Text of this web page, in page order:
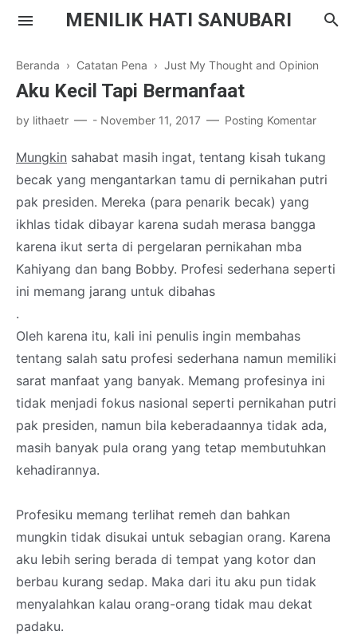
MENILIK HATI SANUBARI
Parenting
Inspirasi
Drama Korea
Literasi
Beranda › Catatan Pena › Just My Thought and Opinion
Aku Kecil Tapi Bermanfaat
by lithaetr - November 11, 2017 Posting Komentar
Mungkin sahabat masih ingat, tentang kisah tukang
becak yang mengantarkan tamu di pernikahan putri
pak presiden. Mereka (para penarik becak) yang
ikhlas tidak dibayar karena sudah merasa bangga
karena ikut serta di pergelaran pernikahan mba
Kahiyang dan bang Bobby. Profesi sederhana seperti
ini memang jarang untuk dibahas
.
Oleh karena itu, kali ini penulis ingin membahas
tentang salah satu profesi sederhana namun memiliki
sarat manfaat yang banyak. Memang profesinya ini
tidak menjadi fokus nasional seperti pernikahan putri
pak presiden, namun bila keberadaannya tidak ada,
masih banyak pula orang yang tetap membutuhkan
kehadirannya.
Profesiku memang terlihat remeh dan bahkan
mungkin tidak disukai untuk sebagian orang. Karena
aku lebih sering berada di tempat yang kotor dan
berbau kurang sedap. Maka dari itu aku pun tidak
menyalahkan kalau orang-orang tidak mau dekat
padaku.